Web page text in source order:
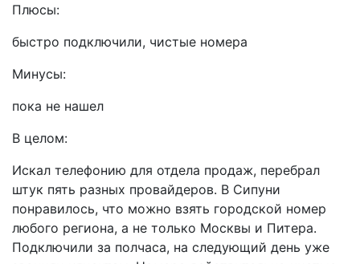
Плюсы:
быстро подключили, чистые номера
Минусы:
пока не нашел
В целом:
Искал телефонию для отдела продаж, перебрал
штук пять разных провайдеров. В Сипуни
понравилось, что можно взять городской номер
любого региона, а не только Москвы и Питера.
Подключили за полчаса, на следующий день уже